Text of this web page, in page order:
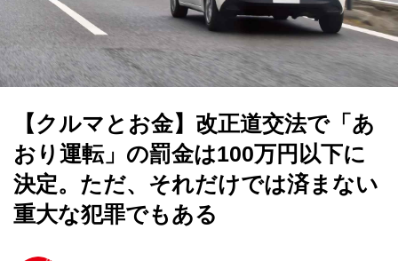
【クルマとお金】改正道交法で「あ
おり運転」の罰金は100万円以下に
決定。ただ、それだけでは済まない
重大な犯罪でもある